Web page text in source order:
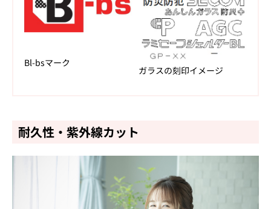
Bl-bsマーク
ガラスの刻印イメージ
耐久性・紫外線カット